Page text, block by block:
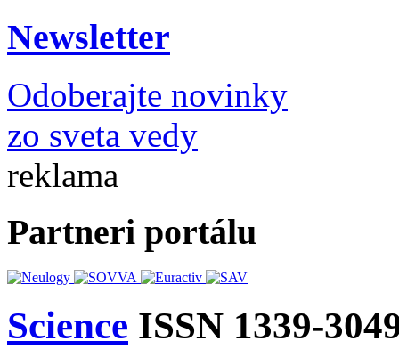
Newsletter
Odoberajte novinky
zo sveta vedy
reklama
Partneri portálu
Science ISSN 1339-